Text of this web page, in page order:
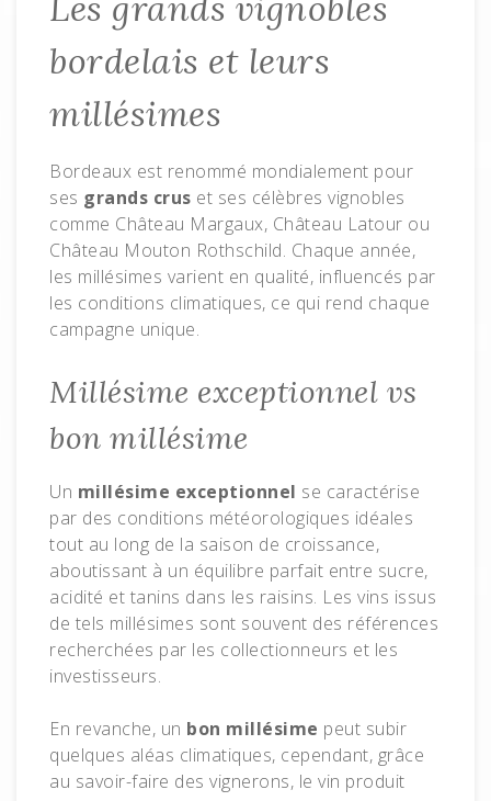
bordelais et leurs
millésimes
Bordeaux est renommé mondialement pour
ses grands crus et ses célèbres vignobles
comme Château Margaux, Château Latour ou
Château Mouton Rothschild. Chaque année,
les millésimes varient en qualité, influencés par
les conditions climatiques, ce qui rend chaque
campagne unique.
Millésime exceptionnel vs
bon millésime
Un millésime exceptionnel se caractérise
par des conditions météorologiques idéales
tout au long de la saison de croissance,
aboutissant à un équilibre parfait entre sucre,
acidité et tanins dans les raisins. Les vins issus
de tels millésimes sont souvent des références
recherchées par les collectionneurs et les
investisseurs.
En revanche, un bon millésime peut subir
quelques aléas climatiques, cependant, grâce
au savoir-faire des vignerons, le vin produit